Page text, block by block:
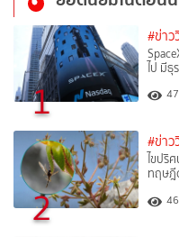
1
#ข่าว
ไป มีธุ
47
2
#ข่าว
ไขปริ
ทฤษฎี
46